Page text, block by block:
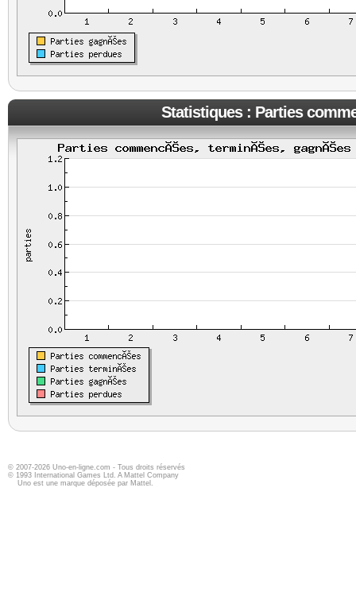
Statistiques : Parties
© 2007-2026 Uno-en-ligne.com - Tous droits réservés
© 1993 International Games Ltd. A Mattel Company
Uno est une marque déposée par Mattel.